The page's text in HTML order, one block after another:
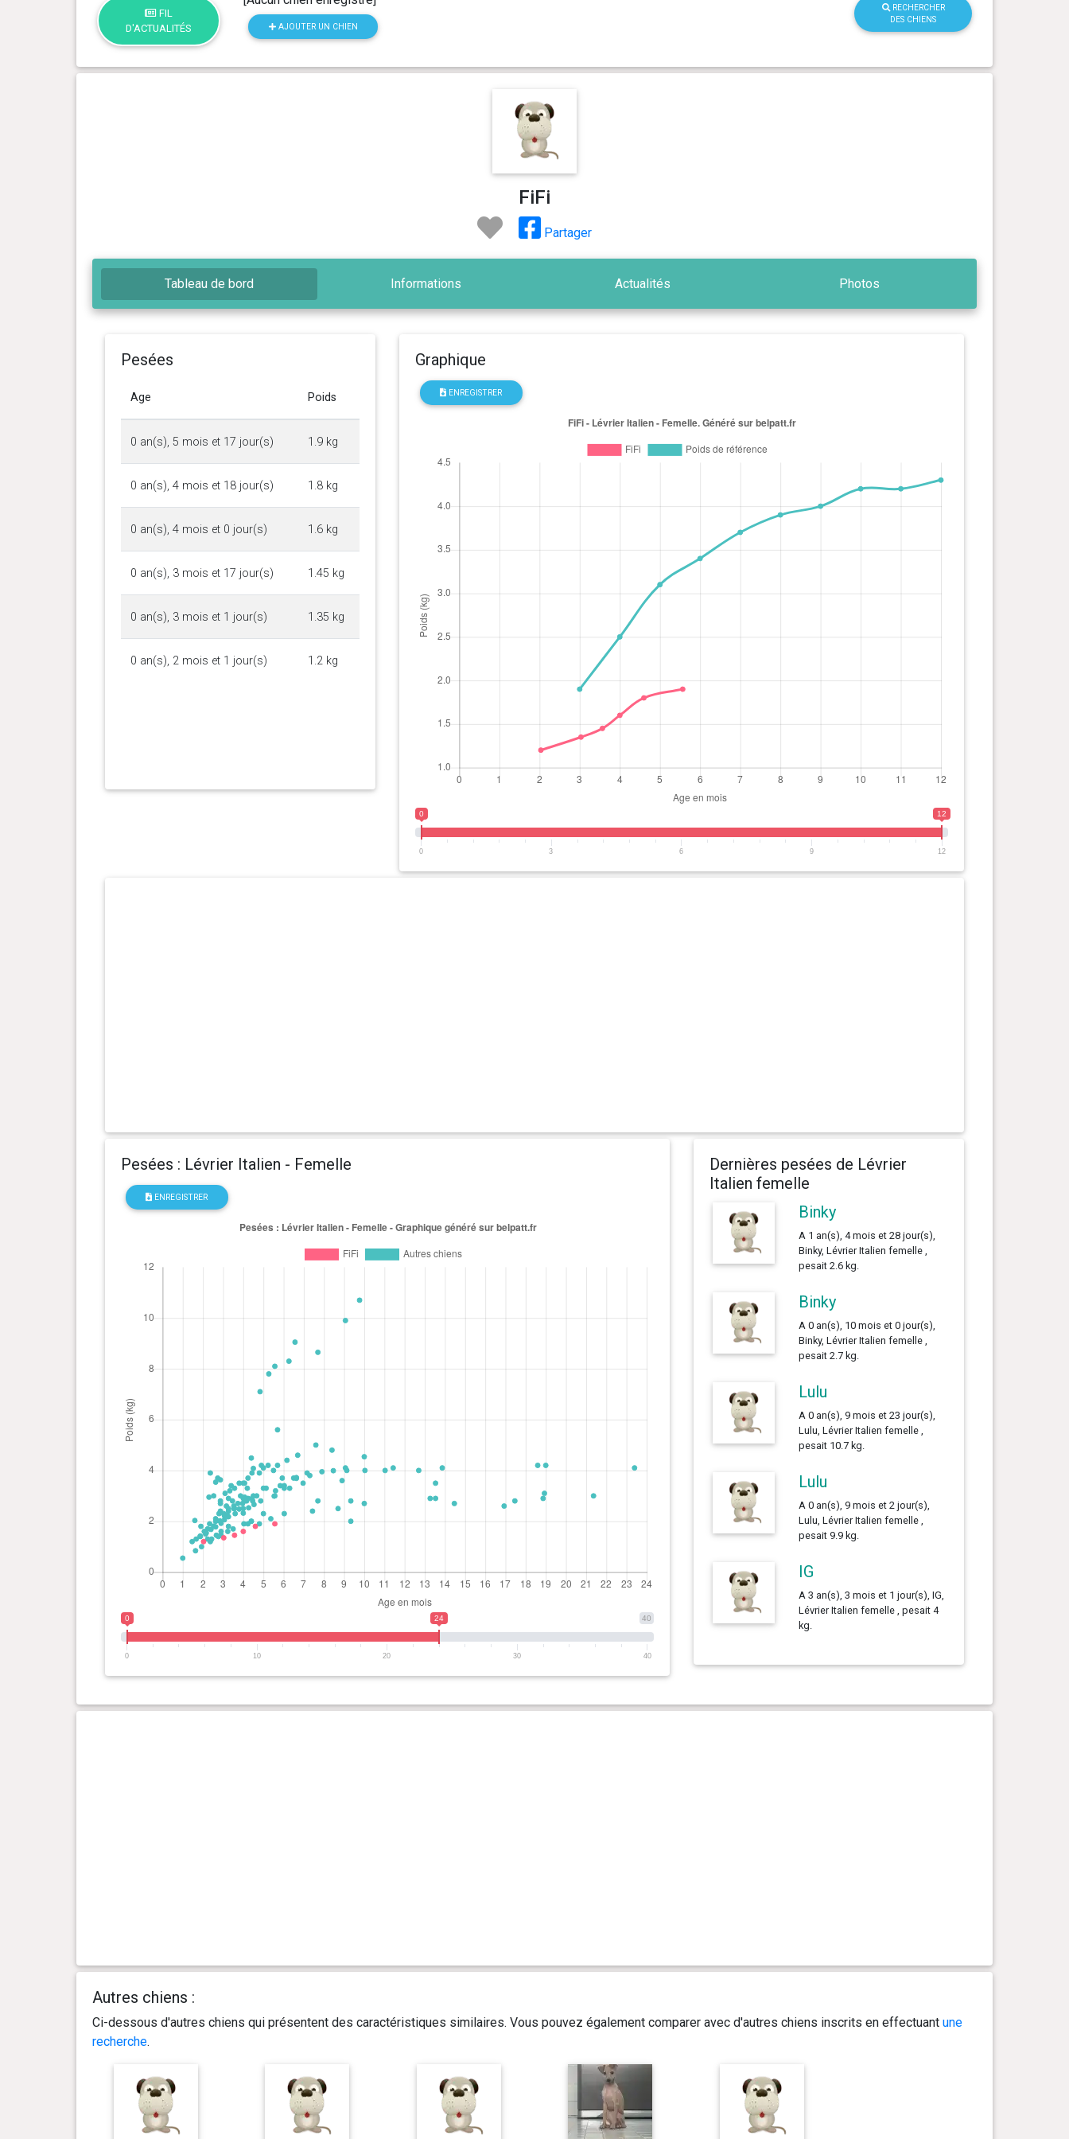
FIL
D'ACTUALITÉS
AJOUTER UN CHIEN
RECHERCHER
DES CHIENS
FiFi
Partager
Tableau de bord Informations Actualités Photos
Pesées
Age Poids
0 an(s), 5 mois et 17 jour(s) 1.9 kg
0 an(s), 4 mois et 18 jour(s) 1.8 kg
0 an(s), 4 mois et 0 jour(s) 1.6 kg
0 an(s), 3 mois et 17 jour(s) 1.45 kg
0 an(s), 3 mois et 1 jour(s) 1.35 kg
0 an(s), 2 mois et 1 jour(s) 1.2 kg
Graphique
ENREGISTRER
0 12
0 3 6 9 12
Pesées : Lévrier Italien - Femelle
ENREGISTRER
40
0 24
0 10 20 30 40
Dernières pesées de Lévrier
Italien femelle
Binky
A 1 an(s), 4 mois et 28 jour(s),
Binky, Lévrier Italien femelle ,
pesait 2.6 kg.
Binky
A 0 an(s), 10 mois et 0 jour(s),
Binky, Lévrier Italien femelle ,
pesait 2.7 kg.
Lulu
A 0 an(s), 9 mois et 23 jour(s),
Lulu, Lévrier Italien femelle ,
pesait 10.7 kg.
Lulu
A 0 an(s), 9 mois et 2 jour(s),
Lulu, Lévrier Italien femelle ,
pesait 9.9 kg.
IG
A 3 an(s), 3 mois et 1 jour(s), IG,
Lévrier Italien femelle , pesait 4
kg.
Autres chiens :
Ci-dessous d'autres chiens qui présentent des caractéristiques similaires. Vous pouvez également comparer avec d'autres chiens inscrits en effectuant une
recherche.